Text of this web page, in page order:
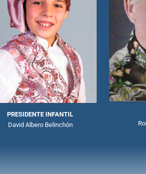
PRESIDENTE INFANTIL
David Albero Belinchón